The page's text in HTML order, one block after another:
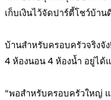
เก็บเงินไว้จัดปาร์ตี้โชว์บ้าน
บ้านสำหรับครอบครัวจริงจัง!
4 ห้องนอน 4 ห้องน้ำ อยู่ได้
“พอสำหรับครอบครัวใหญ่